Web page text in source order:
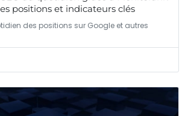
positions et indicateurs clés
des positions sur Google et autres